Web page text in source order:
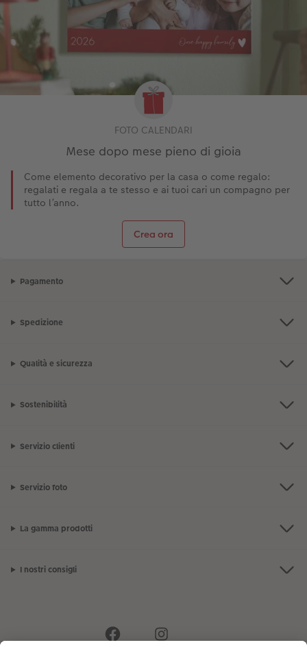
FOTO CALENDARI
Mese dopo mese pieno di gioia
Come elemento decorativo per la casa o come regalo:
regalati e regala a te stesso e ai tuoi cari un compagno per
tutto l’anno.
Crea ora
Pagamento
Spedizione
Qualità e sicurezza
Sostenibilità
Servizio clienti
Servizio foto
La gamma prodotti
I nostri consigli